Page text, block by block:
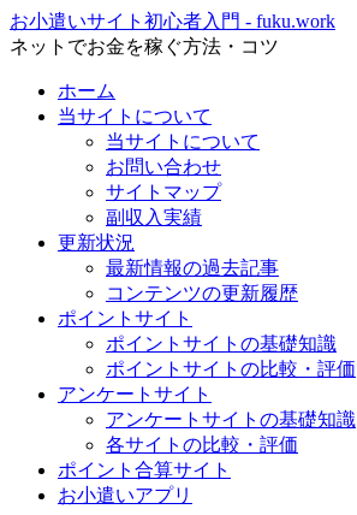
お小遣いサイト初心者入門 - fuku.work
ネットでお金を稼ぐ方法・コツ
ホーム
当サイトについて
当サイトについて
お問い合わせ
サイトマップ
副収入実績
更新状況
最新情報の過去記事
コンテンツの更新履歴
ポイントサイト
ポイントサイトの基礎知識
ポイントサイトの比較・評価
アンケートサイト
アンケートサイトの基礎知識
各サイトの比較・評価
ポイント合算サイト
お小遣いアプリ